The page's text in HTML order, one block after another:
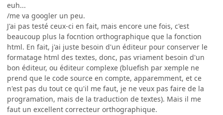
euh...
/me va googler un peu.
J'ai pas testé ceux-ci en fait, mais encore une fois, c'est
beaucoup plus la focntion orthographique que la fonction
html. En fait, j'ai juste besoin d'un éditeur pour conserver le
formatage html des textes, donc, pas vriament besoin d'un
bon éditeur, ou éditeur complexe (bluefish par xemple ne
prend que le code source en compte, apparemment, et ce
n'est pas du tout ce qu'il me faut, je ne veux pas faire de la
programation, mais de la traduction de textes). Mais il me
faut un excellent correcteur orthographique.